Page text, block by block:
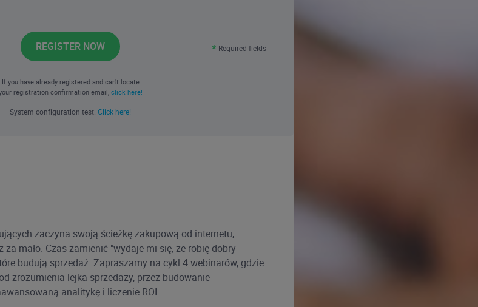
Required fields
REGISTER NOW
If you have already registered and can't locate
registration confirmation email, click here!
System configuration test. Click here!
zaczyna swoją ścieżkę zakupową od internetu,
mało. Czas zamienić "wydaje mi się, że robię dobry
budują sprzedaż. Zapraszamy na cykl 4 webinarów, gdzie
zrozumienia lejka sprzedaży, przez budowanie
analitykę i liczenie ROI.